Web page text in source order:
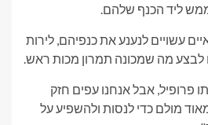
ליד הכנף שלהם.
עשויים לנענע את כנפיהם, לירות
לבצע מה שמכונה תמרון מכות ראש.
פרופיל, אבל אנחנו עפים חזק
מולם כדי לנסות ולהשפיע על